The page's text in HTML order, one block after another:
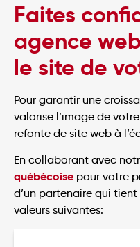
Faites
agence
le site de
Pour garantir une
valorise l’image de
refonte de site web à
En collaborant avec
québécoise pour votre
d’un partenaire qui
valeurs suivantes: